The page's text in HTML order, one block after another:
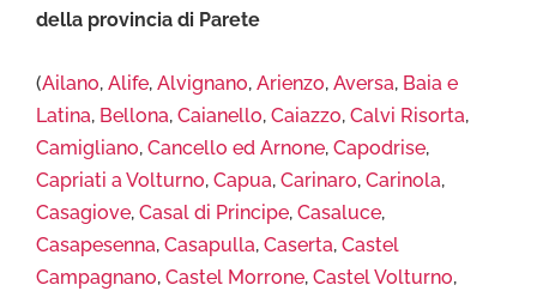
della provincia di Parete
(Ailano, Alife, Alvignano, Arienzo, Aversa, Baia e
Latina, Bellona, Caianello, Caiazzo, Calvi Risorta,
Camigliano, Cancello ed Arnone, Capodrise,
Capriati a Volturno, Capua, Carinaro, Carinola,
Casagiove, Casal di Principe, Casaluce,
Casapesenna, Casapulla, Caserta, Castel
Campagnano, Castel Morrone, Castel Volturno,